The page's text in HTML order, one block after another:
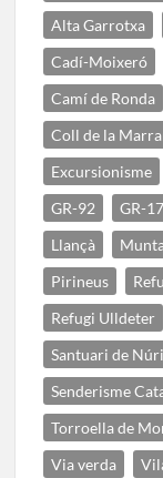
Alta Garrotxa
Cadí-Moixeró
Camí de Ronda
Coll de la
Excursionisme
GR-92
GR-
Llançà
Pirineus
Refugi Ulldeter
Santuari de
Senderisme
Torroella de
Via verda